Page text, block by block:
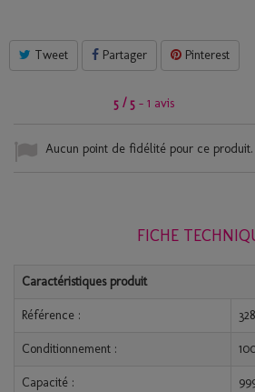
Tweet Partager Pinterest
5 / 5 -1 avis
Aucun point de fidélité pour ce produit.
FICHE
Caractéristiques produit
Référence :
Conditionnement :
Capacité :